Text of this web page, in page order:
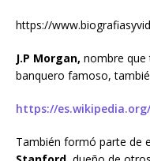
https://
J.P Morgan, nombre que
banquero famoso,
https://es.wikipedia.org/
También formó parte de